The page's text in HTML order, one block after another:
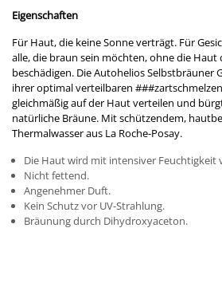
Eigenschaften
Für Haut, die keine Sonne verträgt. Für
alle, die braun sein möchten, ohne die Haut
beschädigen. Die Autohelios Selbstbräuner
ihrer optimal verteilbaren
gleichmäßig auf der Haut verteilen und
natürliche Bräune. Mit schützendem,
Thermalwasser aus La Roche-Posay.
Die Haut wird mit intensiver Feuchtigkeit
Nicht fettend.
Angenehmer Duft.
Kein Schutz vor UV-Strahlung.
Bräunung durch Dihydroxyaceton.